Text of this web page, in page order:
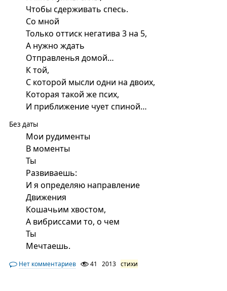
Чтобы сдерживать спесь.
Со мной
Только оттиск негатива 3 на 5,
А нужно ждать
Отправленья домой…
К той,
С которой мысли одни на двоих,
Которая такой же псих,
И приближение чует спиной…
Без даты
Мои рудименты
В моменты
Ты
Развиваешь:
И я определяю направление
Движения
Кошачьим хвостом,
А вибриссами то, о чем
Ты
Мечтаешь.
Нет комментариев 41 2013 стихи